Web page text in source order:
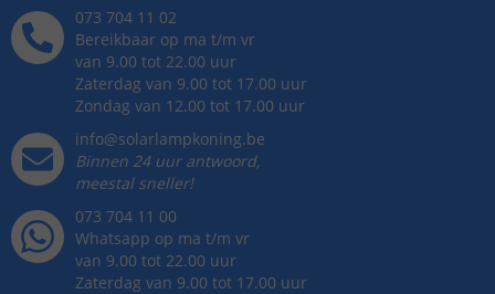
073 704 11 02
Bereikbaar op ma t/m vr
van 9.00 tot 22.00 uur
Zaterdag van 9.00 tot 17.00 uur
Zondag van 12.00 tot 17.00 uur
info@solarlampkoning.be
Binnen 24 uur antwoord,
meestal sneller!
073 704 11 00
Whatsapp op ma t/m vr
van 9.00 tot 22.00 uur
Zaterdag van 9.00 tot 17.00 uur